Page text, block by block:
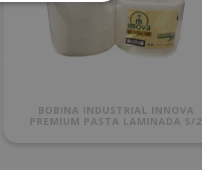
BOBINA INDUSTRIAL INNOVA
PREMIUM PASTA LAMINADA S/2